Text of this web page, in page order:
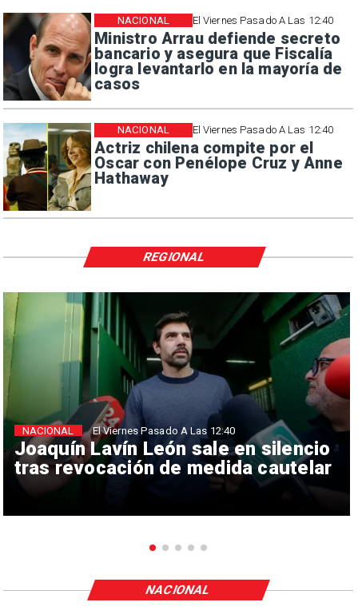
El Viernes Pasado A Las 12:40
Ministro Arrau defiende secreto
bancario y asegura que Fiscalía
logra levantarlo en la mayoría de
casos
NACIONAL
El Viernes Pasado A Las 12:40
Actriz chilena compite por el
Oscar con Penélope Cruz y Anne
Hathaway
NACIONAL
Joaquín Lavín León sale en silencio
tras revocación de medida cautelar
NACIONAL El Viernes Pasado A Las 12:40
REGIONAL
NACIONAL